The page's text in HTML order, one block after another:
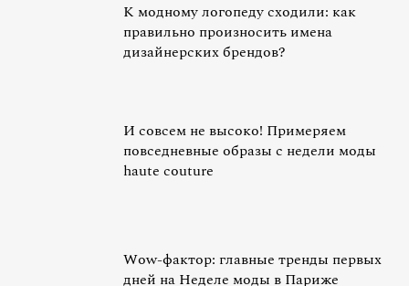
К модному логопеду сходили: как
правильно произносить имена
дизайнерских брендов?
И совсем не высоко! Примеряем
повседневные образы с недели моды
haute couture
Wow-фактор: главные тренды первых
дней на Неделе моды в Париже